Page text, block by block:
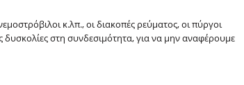
κ.λπ., οι διακοπές ρεύματος, οι πύργοι
δυσκολίες στη συνδεσιμότητα, για να μην αναφέρουμε